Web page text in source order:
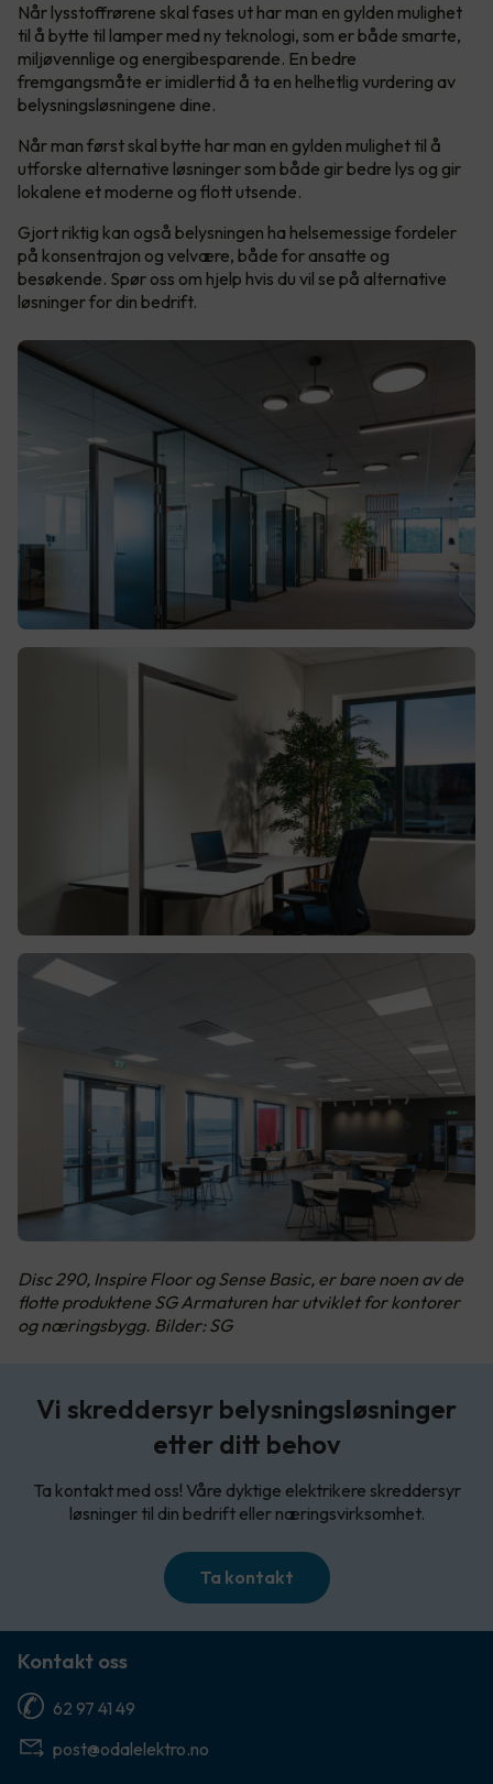
Når lysstoffrørene skal fases ut har man en gylden mulighet
til å bytte til lamper med ny teknologi, som er både smarte,
miljøvennlige og energibesparende. En bedre
fremgangsmåte er imidlertid å ta en helhetlig vurdering av
belysningsløsningene dine.
Når man først skal bytte har man en gylden mulighet til å
utforske alternative løsninger som både gir bedre lys og gir
lokalene et moderne og flott utsende.
Gjort riktig kan også belysningen ha helsemessige fordeler
på konsentrajon og velvære, både for ansatte og
besøkende. Spør oss om hjelp hvis du vil se på alternative
løsninger for din bedrift.
Disc 290, Inspire Floor og Sense Basic, er bare noen av de
flotte produktene SG Armaturen har utviklet for kontorer
og næringsbygg. Bilder: SG
Vi skreddersyr belysningsløsninger
etter ditt behov
Ta kontakt med oss! Våre dyktige elektrikere skreddersyr
løsninger til din bedrift eller næringsvirksomhet.
Ta kontakt
Kontakt oss
62 97 41 49
post@odalelektro.no